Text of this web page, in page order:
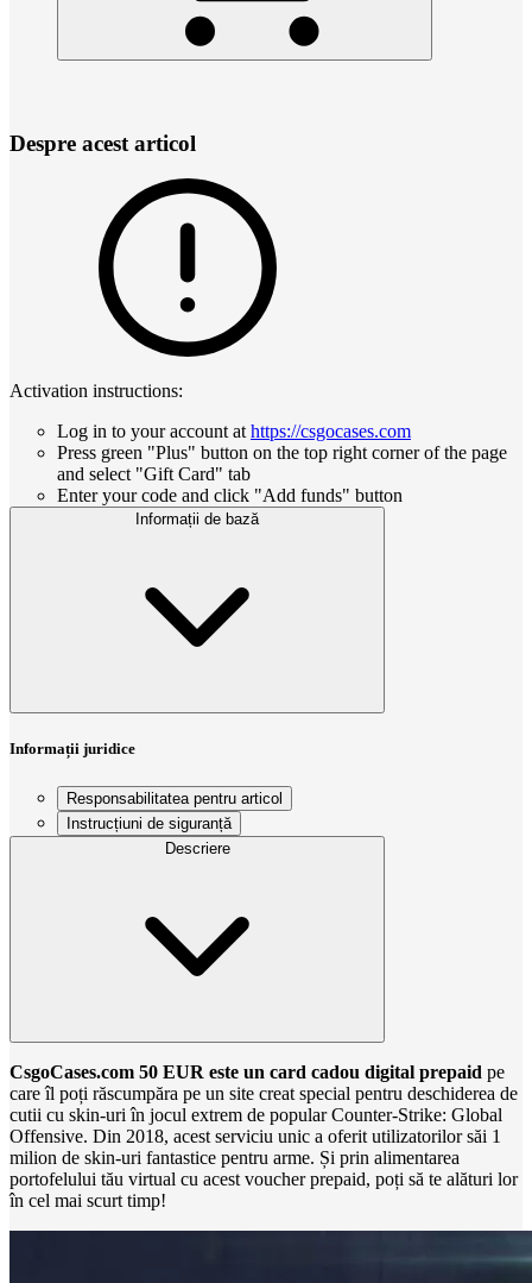
Despre acest articol
Activation instructions:
Log in to your account at https://csgocases.com
Press green "Plus" button on the top right corner of the page
and select "Gift Card" tab
Enter your code and click "Add funds" button
Informații de bază
Informații juridice
Responsabilitatea pentru articol
Instrucțiuni de siguranță
Descriere
CsgoCases.com 50 EUR este un card cadou digital prepaid pe
care îl poți răscumpăra pe un site creat special pentru deschiderea de
cutii cu skin-uri în jocul extrem de popular Counter-Strike: Global
Offensive. Din 2018, acest serviciu unic a oferit utilizatorilor săi 1
milion de skin-uri fantastice pentru arme. Și prin alimentarea
portofelului tău virtual cu acest voucher prepaid, poți să te alături lor
în cel mai scurt timp!